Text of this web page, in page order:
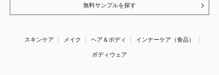
無料サンプルを探す
スキンケア メイク ヘア＆ボディ
インナーケア（食品）
ボディウェア